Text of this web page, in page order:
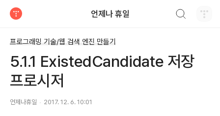
언제나 휴일
프로그래밍 기술/웹 검색 엔진 만들기
5.1.1 ExistedCandidate 저장
프로시저
언제나휴일 2017. 12. 6. 10:01